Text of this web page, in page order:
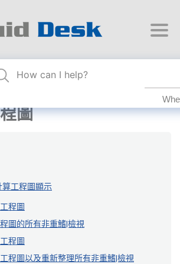
FLUID DESK BIM 2026
圖
工程圖顯示
程圖
圖的所有非重鰭|檢視
程圖
程圖以及重新整理所有非重鰭|檢視